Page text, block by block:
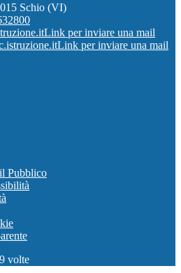
Schio (VI)
Link per inviare una mail
Link per inviare una mail
Pubblico
volte